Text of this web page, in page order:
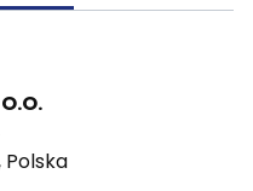
Polska